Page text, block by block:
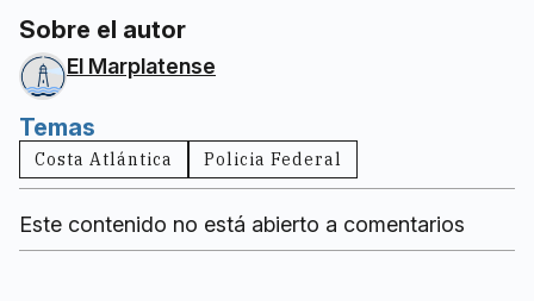
Sobre el autor
El Marplatense
Temas
Costa Atlántica Policia Federal
Este contenido no está abierto a comentarios